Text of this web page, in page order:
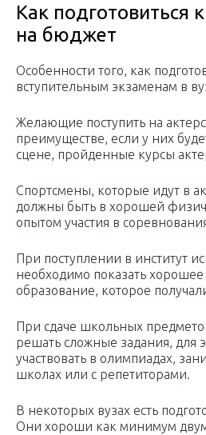
Как подготовиться
на бюджет
Особенности того, как
вступительным экзаменам в
Желающие поступить на
преимуществе, если у них
сцене, пройденные курсы
Спортсмены, которые идут в
должны быть в хорошей
опытом участия в
При поступлении в институт
необходимо показать
образование, которое
При сдаче школьных
решать сложные задания, для
участвовать в олимпиадах,
школах или с репетиторами.
В некоторых вузах есть
Они хороши как минимум